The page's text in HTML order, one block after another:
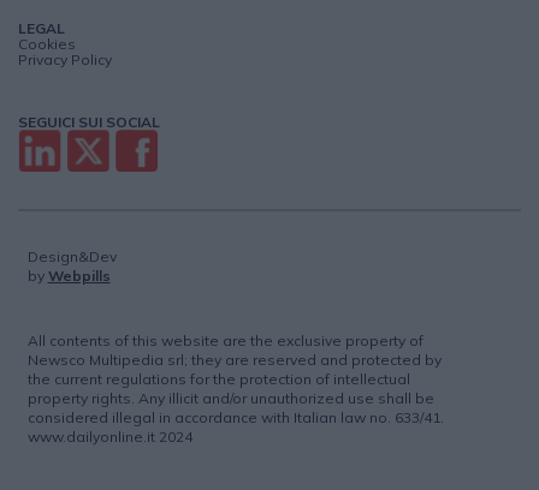
LEGAL
Cookies
Privacy Policy
SEGUICI SUI SOCIAL
Design&Dev
by Webpills
All contents of this website are the exclusive property of
Newsco Multipedia srl; they are reserved and protected by
the current regulations for the protection of intellectual
property rights. Any illicit and/or unauthorized use shall be
considered illegal in accordance with Italian law no. 633/41.
www.dailyonline.it 2024